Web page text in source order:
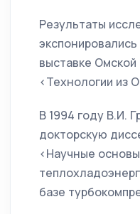
Результаты
выставке
<Технологии из
В 1994 году В.И.
докторскую
<Научные
базе